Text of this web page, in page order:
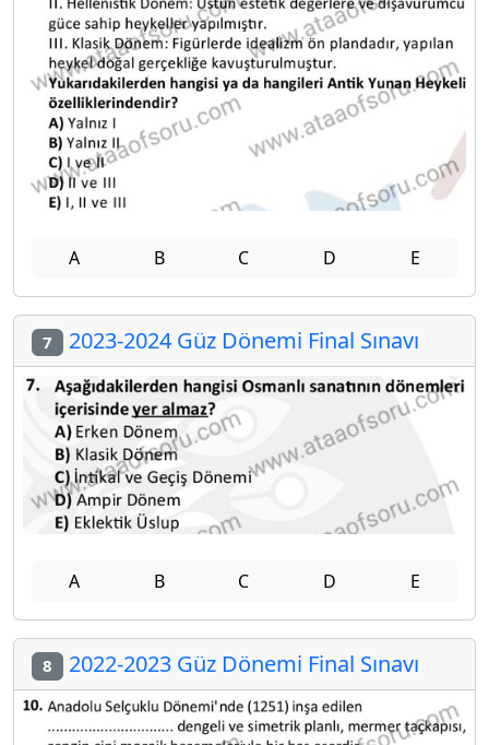
A B C D E
7 2023-2024 Güz Dönemi Final Sınavı
A B C D E
8 2022-2023 Güz Dönemi Final Sınavı